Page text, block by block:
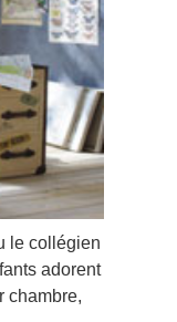
le collégien
adorent
chambre,